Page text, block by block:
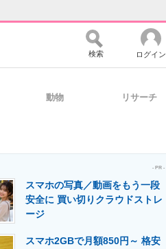
マーケ×ITの今がよく分かる
検索 ログイン
動物 リサーチ
- PR -
スマホの写真／動画をもう一段
安全に 買い切りクラウドストレ
ージ
スマホ2GBで月額850円～ 格安